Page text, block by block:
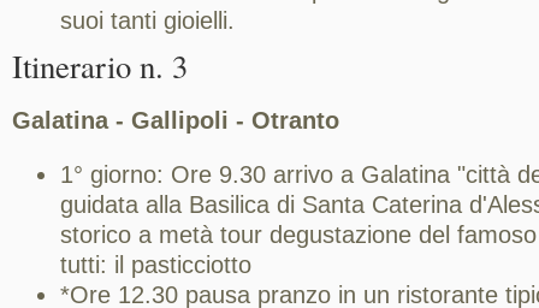
suoi tanti gioielli.
Itinerario n. 3
Galatina - Gallipoli - Otranto
1° giorno: Ore 9.30 arrivo a Galatina "città
guidata alla Basilica di Santa Caterina
storico a metà tour degustazione del
tutti: il pasticciotto
*Ore 12.30 pausa pranzo in un ristorante